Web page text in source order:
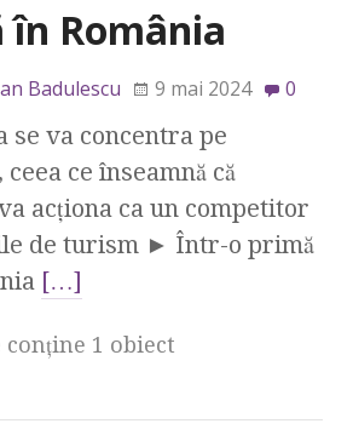
în România
Badulescu 9 mai 2024 0
va concentra pe
ce înseamnă că
acționa ca un competitor
de turism ► Într-o primă
[…]
conţine 1 obiect